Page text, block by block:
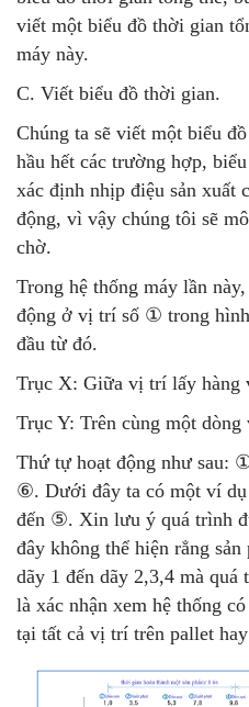
viết một biểu đồ thời gian
máy này.
C. Viết biểu đồ thời gian.
Chúng ta sẽ viết một biểu
hầu hết các trường hợp,
xác định nhịp điệu sản xuất
động, vì vậy chúng tôi sẽ
chờ.
Trong hệ thống máy lần
động ở vị trí số ① trong
đầu từ đó.
Trục X: Giữa vị trí lấy hàng
Trục Y: Trên cùng một
Thứ tự hoạt động như
⑥. Dưới đây ta có một ví
đến ⑤. Xin lưu ý quá trình
đây không thể hiện rẳng
dãy 1 đến dãy 2,3,4 mà quá
là xác nhận xem hệ thống
tại tất cả vị trí trên pallet